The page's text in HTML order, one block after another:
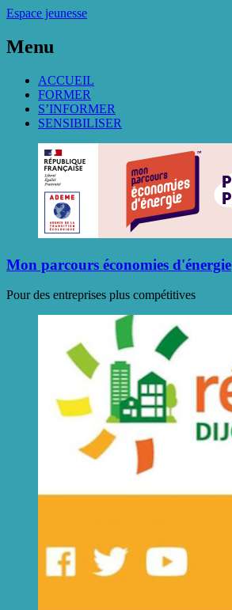
Espace jeunesse
Menu
ACCUEIL
FORMER
S’INFORMER
SENSIBILISER
Mon parcours économies d'énergie
Pour des entreprises plus compétitives